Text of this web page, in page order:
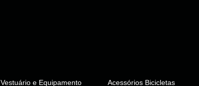
Vestuário e Equipamento Acessórios Bicicletas